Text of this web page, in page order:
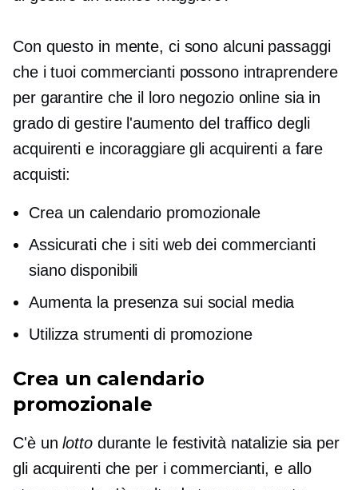
Con questo in mente, ci sono alcuni passaggi
che i tuoi commercianti possono intraprendere
per garantire che il loro negozio online sia in
grado di gestire l'aumento del traffico degli
acquirenti e incoraggiare gli acquirenti a fare
acquisti:
Crea un calendario promozionale
Assicurati che i siti web dei commercianti
siano disponibili
Aumenta la presenza sui social media
Utilizza strumenti di promozione
Crea un calendario
promozionale
C'è unlottodurante le festività natalizie sia per
gli acquirenti che per i commercianti, e allo